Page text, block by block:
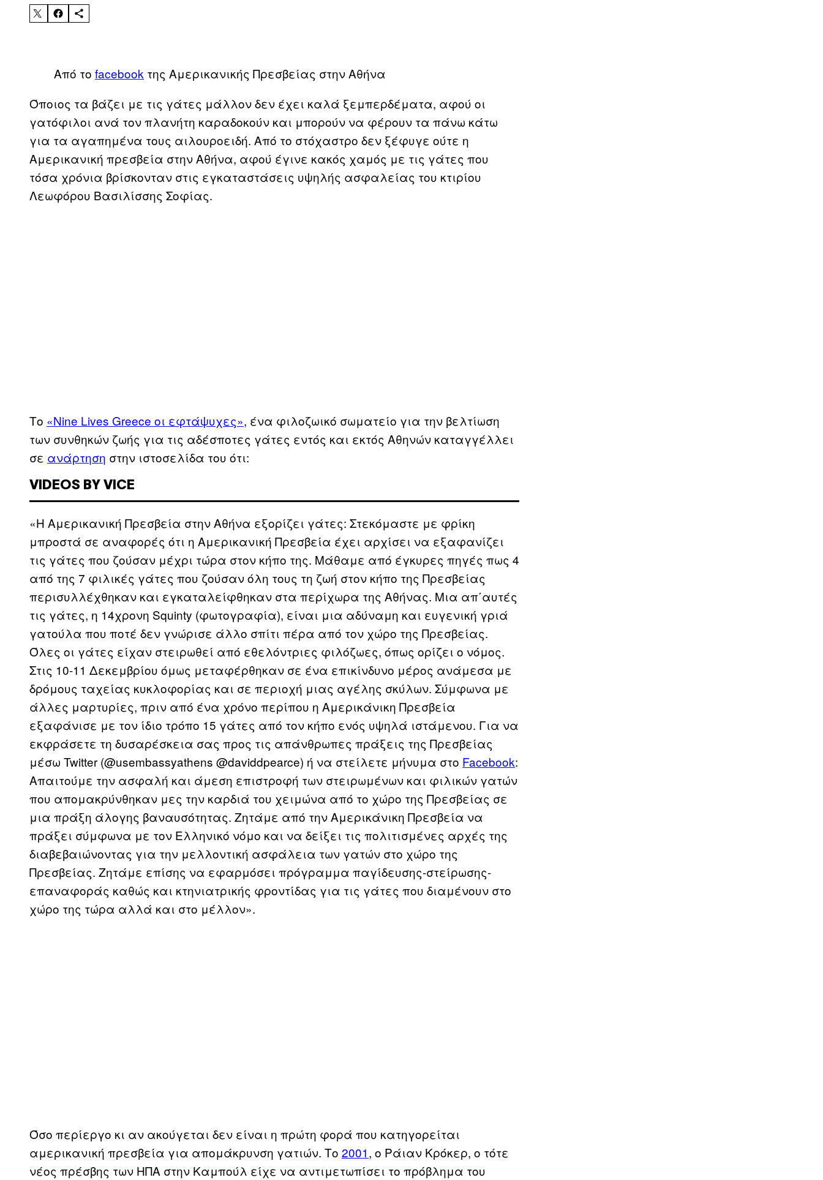
Aπό το facebook της Αμερικανικής Πρεσβείας στην Αθήνα
Όποιος τα βάζει με τις γάτες μάλλον δεν έχει καλά ξεμπερδέματα, αφού οι
γατόφιλοι ανά τον πλανήτη καραδοκούν και μπορούν να φέρουν τα πάνω κάτω
για τα αγαπημένα τους αιλουροειδή. Από το στόχαστρο δεν ξέφυγε ούτε η
Αμερικανική πρεσβεία στην Αθήνα, αφού έγινε κακός χαμός με τις γάτες που
τόσα χρόνια βρίσκονταν στις εγκαταστάσεις υψηλής ασφαλείας του κτιρίου
Λεωφόρου Βασιλίσσης Σοφίας.
Το «Nine Lives Greece οι εφτάψυχες», ένα φιλοζωικό σωματείο για την βελτίωση
των συνθηκών ζωής για τις αδέσποτες γάτες εντός και εκτός Αθηνών καταγγέλλει
σε ανάρτηση στην ιστοσελίδα του ότι:
VIDEOS BY VICE
«Η Αμερικανική Πρεσβεία στην Αθήνα εξορίζει γάτες: Στεκόμαστε με φρίκη
μπροστά σε αναφορές ότι η Αμερικανική Πρεσβεία έχει αρχίσει να εξαφανίζει
τις γάτες που ζούσαν μέχρι τώρα στον κήπο της. Μάθαμε από έγκυρες πηγές πως 4
από της 7 φιλικές γάτες που ζούσαν όλη τους τη ζωή στον κήπο της Πρεσβείας
περισυλλέχθηκαν και εγκαταλείφθηκαν στα περίχωρα της Αθήνας. Μια απ΄αυτές
τις γάτες, η 14χρονη Squinty (φωτογραφία), είναι μια αδύναμη και ευγενική γριά
γατούλα που ποτέ δεν γνώρισε άλλο σπίτι πέρα από τον χώρο της Πρεσβείας.
Όλες οι γάτες είχαν στειρωθεί από εθελόντριες φιλόζωες, όπως ορίζει ο νόμος.
Στις 10-11 Δεκεμβρίου όμως μεταφέρθηκαν σε ένα επικίνδυνο μέρος ανάμεσα με
δρόμους ταχείας κυκλοφορίας και σε περιοχή μιας αγέλης σκύλων. Σύμφωνα με
άλλες μαρτυρίες, πριν από ένα χρόνο περίπου η Αμερικάνικη Πρεσβεία
εξαφάνισε με τον ίδιο τρόπο 15 γάτες από τον κήπο ενός υψηλά ιστάμενου. Για να
εκφράσετε τη δυσαρέσκεια σας προς τις απάνθρωπες πράξεις της Πρεσβείας
μέσω Twitter (@usembassyathens @daviddpearce) ή να στείλετε μήνυμα στο Facebook:
Απαιτούμε την ασφαλή και άμεση επιστροφή των στειρωμένων και φιλικών γατών
που απομακρύνθηκαν μες την καρδιά του χειμώνα από το χώρο της Πρεσβείας σε
μια πράξη άλογης βαναυσότητας. Ζητάμε από την Αμερικάνικη Πρεσβεία να
πράξει σύμφωνα με τον Ελληνικό νόμο και να δείξει τις πολιτισμένες αρχές της
διαβεβαιώνοντας για την μελλοντική ασφάλεια των γατών στο χώρο της
Πρεσβείας. Ζητάμε επίσης να εφαρμόσει πρόγραμμα παγίδευσης-στείρωσης-
επαναφοράς καθώς και κτηνιατρικής φροντίδας για τις γάτες που διαμένουν στο
χώρο της τώρα αλλά και στο μέλλον».
Όσο περίεργο κι αν ακούγεται δεν είναι η πρώτη φορά που κατηγορείται
αμερικανική πρεσβεία για απομάκρυνση γατιών. Το 2001, ο Ράιαν Κρόκερ, ο τότε
νέος πρέσβης των ΗΠΑ στην Καμπούλ είχε να αντιμετωπίσει το πρόβλημα του